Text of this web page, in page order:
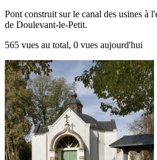
Pont construit sur le canal des usines à
de Doulevant-le-Petit.
565 vues au total, 0 vues aujourd'hui